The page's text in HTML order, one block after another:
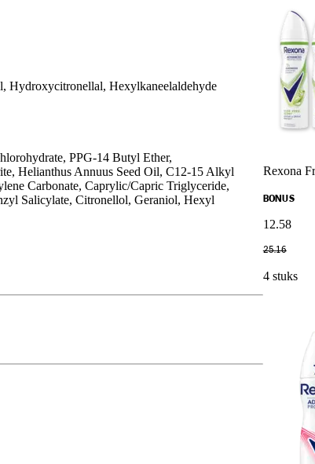
Hydroxycitronellal, Hexylkaneelaldehyde
PPG-14 Butyl Ether,
Helianthus Annuus Seed Oil, C12-15 Alkyl
Carbonate, Caprylic/Capric Triglyceride,
Salicylate, Citronellol, Geraniol, Hexyl
Rexona
BONUS
12.58
25.16
4 stuks